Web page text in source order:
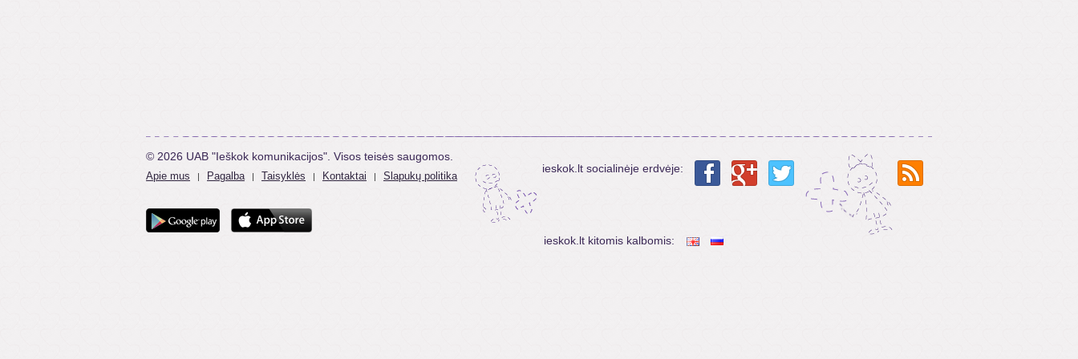
© 2026 UAB "Ieškok komunikacijos". Visos teisės saugomos.
Apie mus | Pagalba | Taisyklės | Kontaktai | Slapukų politika
ieskok.lt socialinėje erdvėje:
ieskok.lt kitomis kalbomis: